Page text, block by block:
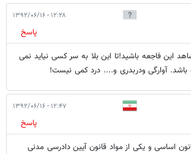
۱۲:۲۸ - ۱۳۹۲/۰۶/۱۶
پاسخ
این فاجعه باشید!تا این بلا به سر کسی نیاید نمی
باشد. آوارگی ودربدری و.... درد کمی نیست!
۱۲:۴۷ - ۱۳۹۲/۰۶/۱۶
پاسخ
اساسی و یکی از مواد قانون آیین دادرسی مدنی